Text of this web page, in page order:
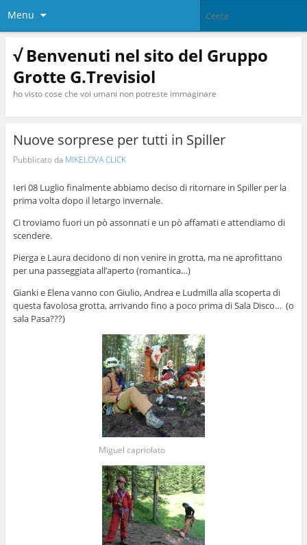
Menu
√ Benvenuti nel sito del Gruppo
Grotte G.Trevisiol
ho visto cose che voi umani non potreste immaginare
Nuove sorprese per tutti in Spiller
Pubblicato da MIKELOVA CLICK
Ieri 08 Luglio finalmente abbiamo deciso di ritornare in Spiller per la
prima volta dopo il letargo invernale.
Ci troviamo fuori un pò assonnati e un pò affamati e attendiamo di
scendere.
Pierga e Laura decidono di non venire in grotta, ma ne aprofittano
per una passeggiata all’aperto (romantica…)
Gianki e Elena vanno con Giulio, Andrea e Ludmilla alla scoperta di
questa favolosa grotta, arrivando fino a poco prima di Sala Disco… (o
sala Pasa???)
Miguel capriolato